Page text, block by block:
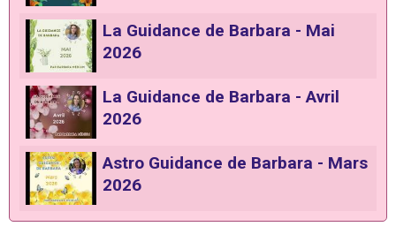
La Guidance de Barbara - Mai
2026
La Guidance de Barbara - Avril
2026
Astro Guidance de Barbara - Mars
2026